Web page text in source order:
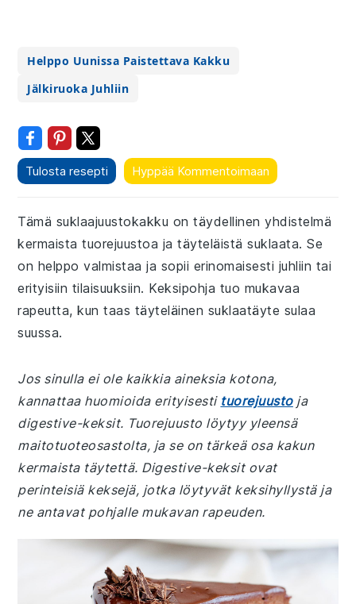
Helppo Uunissa Paistettava Kakku
Jälkiruoka Juhliin
Tulosta resepti Hyppää Kommentoimaan
Tämä suklaajuustokakku on täydellinen yhdistelmä
kermaista tuorejuustoa ja täyteläistä suklaata. Se
on helppo valmistaa ja sopii erinomaisesti juhliin tai
erityisiin tilaisuuksiin. Keksipohja tuo mukavaa
rapeutta, kun taas täyteläinen suklaatäyte sulaa
suussa.
Jos sinulla ei ole kaikkia aineksia kotona,
kannattaa huomioida erityisesti tuorejuustoja
digestive-keksit. Tuorejuusto löytyy yleensä
maitotuoteosastolta, ja se on tärkeä osa kakun
kermaista täytettä. Digestive-keksit ovat
perinteisiä keksejä, jotka löytyvät keksihyllystä ja
ne antavat pohjalle mukavan rapeuden.